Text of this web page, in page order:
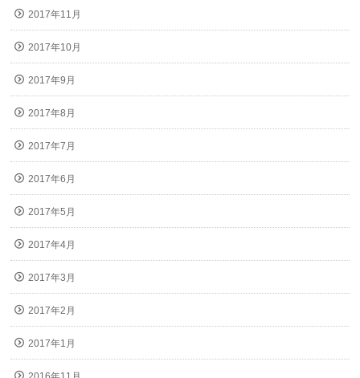
2017年11月
2017年10月
2017年9月
2017年8月
2017年7月
2017年6月
2017年5月
2017年4月
2017年3月
2017年2月
2017年1月